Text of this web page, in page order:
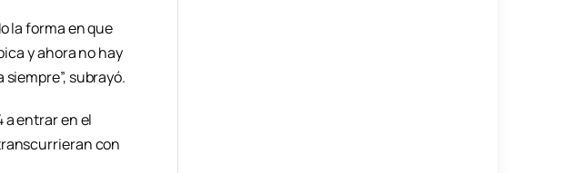
la forma en que
y ahora no hay
subrayó.
entrar en el
con